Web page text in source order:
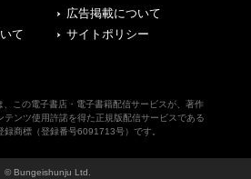
広告掲載について
て
サイトポリシー
、この電子書店・電子書籍配信サービスが、著作
テンツ使用許諾を得た正規版配信サービスである
録商標（登録番号6091713号）です。
© Bungeishunju Ltd.